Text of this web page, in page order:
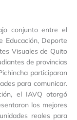
conjunto entre el
Educación, Deporte
Visuales de Quito
de provincias
participaran
para comunicar.
el IAVQ otorgó
los mejores
reales para